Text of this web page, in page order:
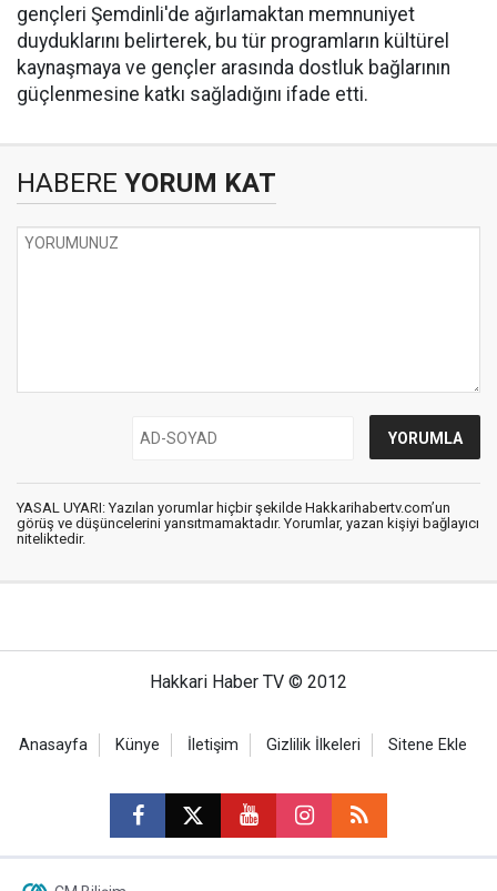
gençleri Şemdinli'de ağırlamaktan memnuniyet
duyduklarını belirterek, bu tür programların kültürel
kaynaşmaya ve gençler arasında dostluk bağlarının
güçlenmesine katkı sağladığını ifade etti.
HABERE YORUM KAT
YASAL UYARI: Yazılan yorumlar hiçbir şekilde Hakkarihabertv.com’un
görüş ve düşüncelerini yansıtmamaktadır. Yorumlar, yazan kişiyi bağlayıcı
niteliktedir.
Hakkari Haber TV © 2012
Anasayfa Künye İletişim Gizlilik İlkeleri Sitene Ekle